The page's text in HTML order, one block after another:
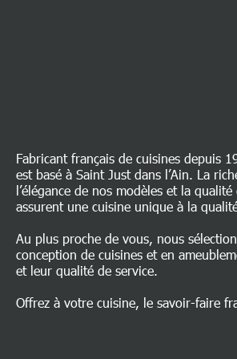
Fabricant français de cuisines depuis
est basé à Saint Just dans l’Ain. La
l’élégance de nos modèles et la
assurent une cuisine unique à la
Au plus proche de vous, nous
conception de cuisines et en
et leur qualité de service.
Offrez à votre cuisine, le savoir-faire